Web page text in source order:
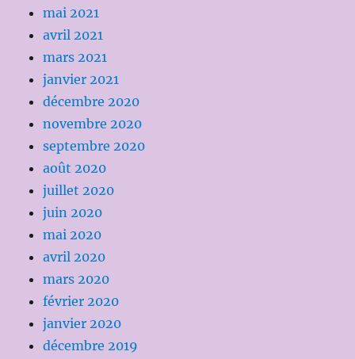
mai 2021
avril 2021
mars 2021
janvier 2021
décembre 2020
novembre 2020
septembre 2020
août 2020
juillet 2020
juin 2020
mai 2020
avril 2020
mars 2020
février 2020
janvier 2020
décembre 2019